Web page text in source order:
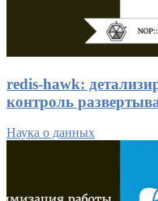
redis-hawk:
контроль
Наука о данных